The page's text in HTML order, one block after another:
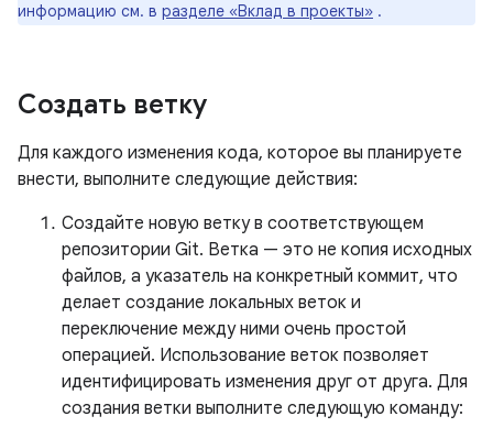
информацию см. в разделе «Вклад в проекты» .
Создать ветку
Для каждого изменения кода, которое вы планируете
внести, выполните следующие действия:
Создайте новую ветку в соответствующем
репозитории Git. Ветка — это не копия исходных
файлов, а указатель на конкретный коммит, что
делает создание локальных веток и
переключение между ними очень простой
операцией. Использование веток позволяет
идентифицировать изменения друг от друга. Для
создания ветки выполните следующую команду: